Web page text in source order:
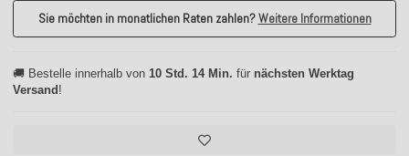
Sie möchten in monatlichen Raten zahlen?Weitere Informationen
🚚 Bestelle innerhalb von 10 Std. 14 Min. für nächsten Werktag
Versand !